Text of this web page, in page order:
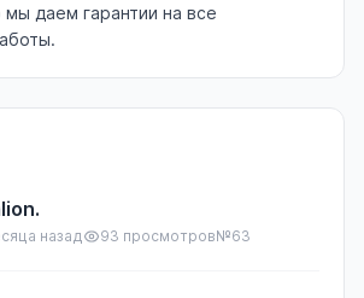
даем гарантии на все
назад 93 просмотров№63